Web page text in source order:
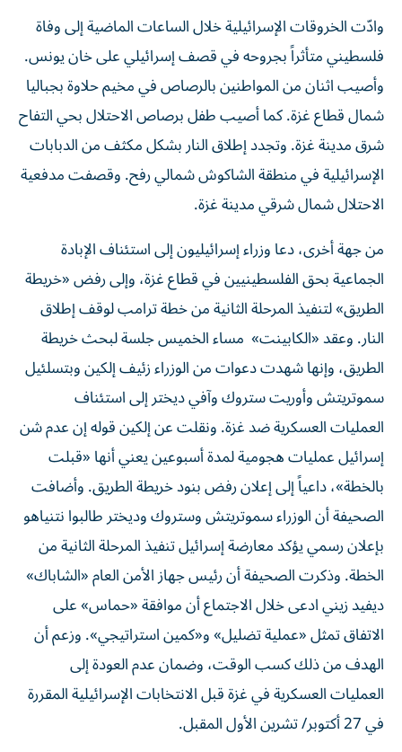
وادّت الخروقات الإسرائيلية خلال الساعات الماضية إلى وفاة
فلسطيني متأثراً بجروحه في قصف إسرائيلي على خان يونس.
وأصيب اثنان من المواطنين بالرصاص في مخيم حلاوة بجباليا
شمال قطاع غزة. كما أصيب طفل برصاص الاحتلال بحي التفاح
شرق مدينة غزة. وتجدد إطلاق النار بشكل مكثف من الدبابات
الإسرائيلية في منطقة الشاكوش شمالي رفح. وقصفت مدفعية
الاحتلال شمال شرقي مدينة غزة.
من جهة أخرى، دعا وزراء إسرائيليون إلى استئناف الإبادة
الجماعية بحق الفلسطينيين في قطاع غزة، وإلى رفض «خريطة
الطريق» لتنفيذ المرحلة الثانية من خطة ترامب لوقف إطلاق
النار. وعقد «الكابينت» مساء الخميس جلسة لبحث خريطة
الطريق، وإنها شهدت دعوات من الوزراء زئيف إلكين وبتسلئيل
سموتريتش وأوريت ستروك وآفي ديختر إلى استئناف
العمليات العسكرية ضد غزة. ونقلت عن إلكين قوله إن عدم شن
إسرائيل عمليات هجومية لمدة أسبوعين يعني أنها «قبلت
بالخطة»، داعياً إلى إعلان رفض بنود خريطة الطريق. وأضافت
الصحيفة أن الوزراء سموتريتش وستروك وديختر طالبوا نتنياهو
بإعلان رسمي يؤكد معارضة إسرائيل تنفيذ المرحلة الثانية من
الخطة. وذكرت الصحيفة أن رئيس جهاز الأمن العام «الشاباك»
ديفيد زيني ادعى خلال الاجتماع أن موافقة «حماس» على
الاتفاق تمثل «عملية تضليل» و«كمين استراتيجي». وزعم أن
الهدف من ذلك كسب الوقت، وضمان عدم العودة إلى
العمليات العسكرية في غزة قبل الانتخابات الإسرائيلية المقررة
في 27 أكتوبر/ تشرين الأول المقبل.